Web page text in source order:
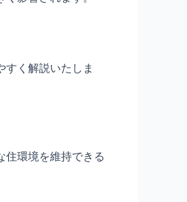
く解説いたしま
住環境を維持できる